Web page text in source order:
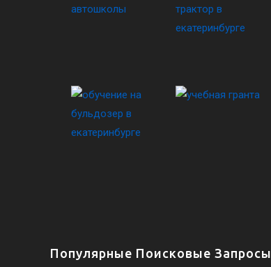
Популярные Поисковые Запросы